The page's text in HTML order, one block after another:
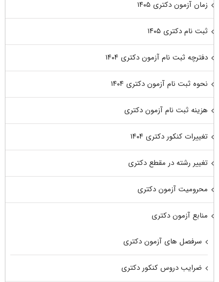
زمان آزمون دکتری ۱۴۰۵
ثبت نام دکتری ۱۴۰۵
دفترچه ثبت نام آزمون دکتری ۱۴۰۴
نحوه ثبت نام آزمون دکتری ۱۴۰۴
هزینه ثبت نام آزمون دکتری
تغییرات کنکور دکتری ۱۴۰۴
تغییر رشته در مقطع دکتری
محرومیت آزمون دکتری
منابع آزمون دکتری
سرفصل های آزمون دکتری
ضرایب دروس کنکور دکتری